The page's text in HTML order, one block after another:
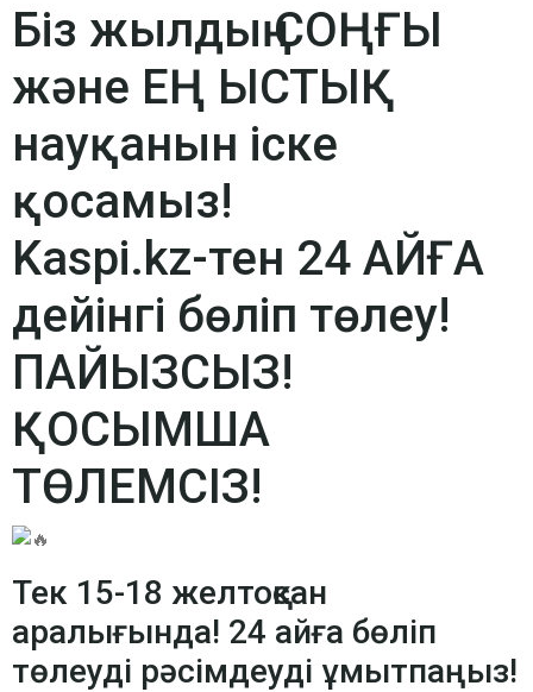
Біз жылдың СОҢҒЫ
және ЕҢ ЫСТЫҚ
науқанын іске
қосамыз!
Kaspi.kz-тен 24 АЙҒА
дейінгі бөліп төлеу!
ПАЙЫЗСЫЗ!
ҚОСЫМША
ТӨЛЕМСІЗ!
Тек 15-18 желтоқсан
аралығында! 24 айға бөліп
төлеуді рәсімдеуді ұмытпаңыз!